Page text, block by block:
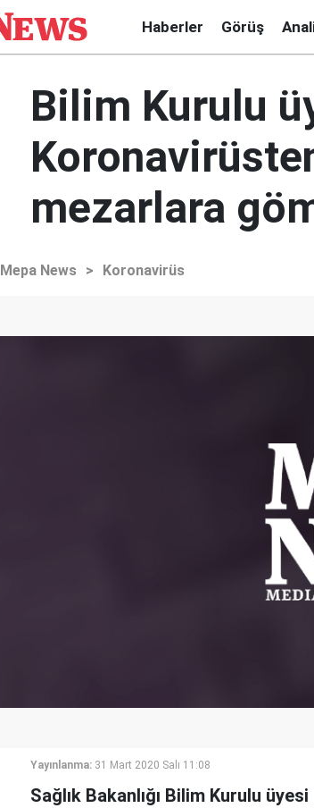
Haberler Görüş
Bilim Kurulu
mezarlara
Mepa News > Koronavirüs
Yayınlanma: 31 Mart 2020 Salı 11:08
Sağlık Bakanlığı Bilim Kurulu